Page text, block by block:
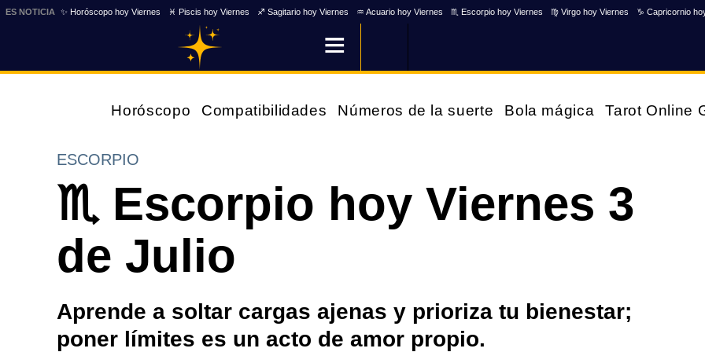
ES NOTICIA ✨ Horóscopo hoy Viernes ♓ Piscis hoy Viernes ♐ Sagitario hoy Viernes ♒ Acuario hoy Viernes ♏ Escorpio hoy Viernes ♍ Virgo hoy Viernes ♑ Capricornio
Horóscopo Compatibilidades Números de la suerte Bola mágica Tarot Online
ESCORPIO
♏ Escorpio hoy Viernes 3
de Julio
Aprende a soltar cargas ajenas y prioriza tu bienestar;
poner límites es un acto de amor propio.